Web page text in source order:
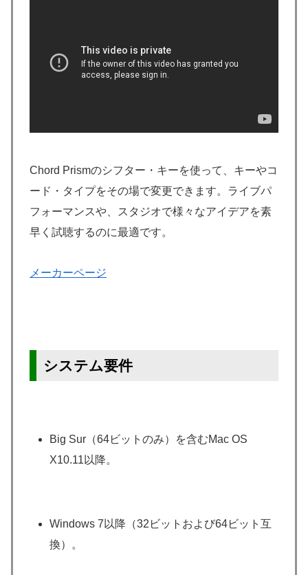
Chord Prismのシフター・キーを使って、キーやコ
ード・タイプをその場で変更できます。ライブパ
フォーマンスや、スタジオで様々なアイデアを素
早く試聴するのに最適です。
メーカーページ
システム要件
Big Sur（64ビットのみ）を含むMac OS
X10.11以降。
Windows 7以降（32ビットおよび64ビット互
換）。